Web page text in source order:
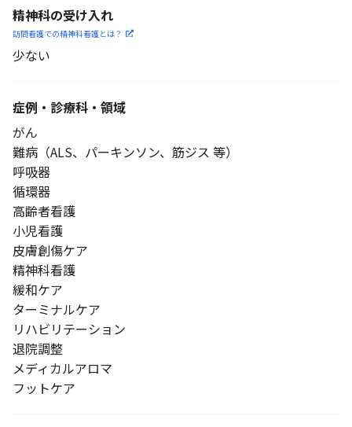
精神科の受け入れ
訪問看護での精神科看護とは？
少ない
症例・診療科・ 領域
がん
難病（ALS、パーキンソン、筋ジス 等）
呼吸器
循環器
高齢者看護
小児看護
皮膚創傷ケア
精神科看護
緩和ケア
ターミナルケア
リハビリテーション
退院調整
メディカルアロマ
フットケア